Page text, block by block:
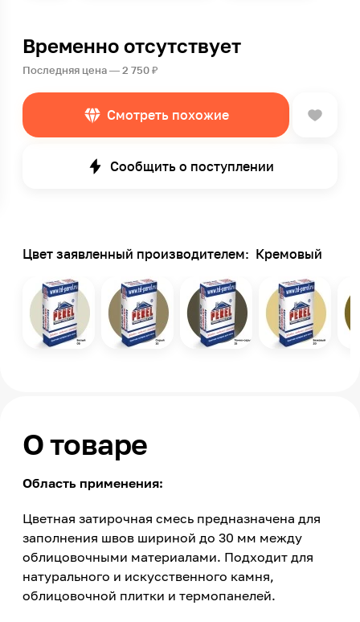
Временно отсутствует
Последняя цена — 2 750 ₽
Смотреть похожие
Сообщить о поступлении
Цвет заявленный производителем: Кремовый
О товаре
Область применения:
Цветная затирочная смесь предназначена для
заполнения швов шириной до 30 мм между
облицовочными материалами. Подходит для
натурального и искусственного камня,
облицовочной плитки и термопанелей.